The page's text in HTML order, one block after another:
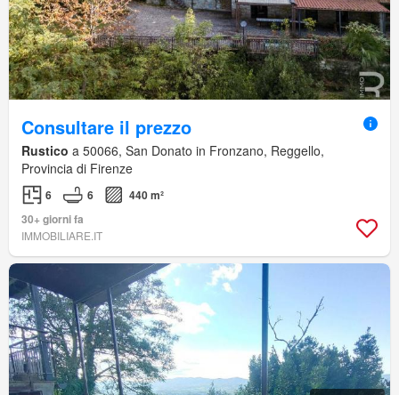
Consultare il prezzo
Rustico a 50066, San Donato in Fronzano, Reggello,
Provincia di Firenze
6 6
440 m²
30+ giorni fa
IMMOBILIARE.IT